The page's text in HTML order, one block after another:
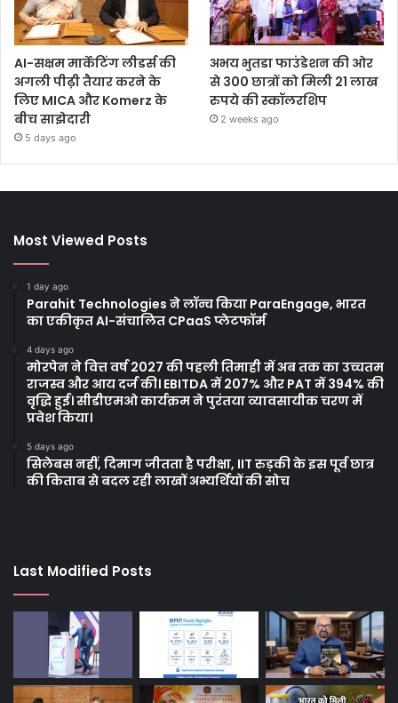
AI-सक्षम मार्केटिंग लीडर्स की
अगली पीढ़ी तैयार करने के
लिए MICA और Komerz के
बीच साझेदारी
5 days ago
अभय भुतडा फाउंडेशन की ओर
से 300 छात्रों को मिली 21 लाख
रुपये की स्कॉलरशिप
2 weeks ago
Most Viewed Posts
1 day ago
Parahit Technologies ने लॉन्च किया ParaEngage, भारत
का एकीकृत AI-संचालित CPaaS प्लेटफॉर्म
4 days ago
मोरपेन ने वित्त वर्ष 2027 की पहली तिमाही में अब तक का उच्चतम
राजस्व और आय दर्ज की। EBITDA में 207% और PAT में 394% की
वृद्धि हुई। सीडीएमओ कार्यक्रम ने पुरंतया व्यावसायीक चरण में
प्रवेश किया।
5 days ago
सिलेबस नहीं, दिमाग जीतता है परीक्षा, IIT रुड़की के इस पूर्व छात्र
की किताब से बदल रही लाखों अभ्यर्थियों की सोच
Last Modified Posts